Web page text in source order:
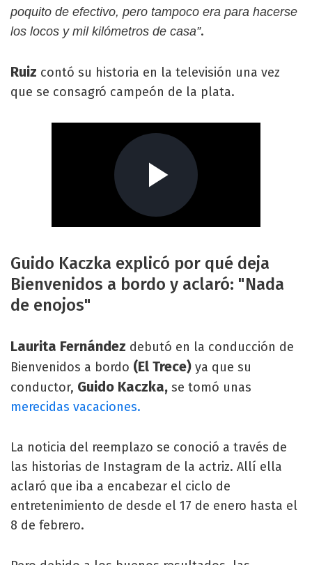
poquito de efectivo, pero tampoco era para hacerse
los locos y mil kilómetros de casa”.
Ruiz contó su historia en la televisión una vez
que se consagró campeón de la plata.
Guido Kaczka explicó por qué deja
Bienvenidos a bordo y aclaró: "Nada
de enojos"
Laurita Fernández debutó en la conducción de
Bienvenidos a bordo (El Trece) ya que su
conductor, Guido Kaczka, se tomó unas
merecidas vacaciones.
La noticia del reemplazo se conoció a través de
las historias de Instagram de la actriz. Allí ella
aclaró que iba a encabezar el ciclo de
entretenimiento de desde el 17 de enero hasta el
8 de febrero.